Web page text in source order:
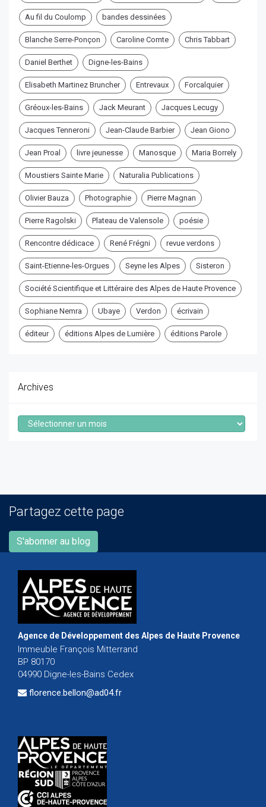
Au fil du Coulomp bandes dessinées
Blanche Serre-Ponçon Caroline Comte Chris Tabbart
Daniel Berthet Digne-les-Bains
Elisabeth Martinez Bruncher Entrevaux Forcalquier
Gréoux-les-Bains Jack Meurant Jacques Lecugy
Jacques Tenneroni Jean-Claude Barbier Jean Giono
Jean Proal livre jeunesse Manosque Maria Borrely
Moustiers Sainte Marie Naturalia Publications
Olivier Bauza Photographie Pierre Magnan
Pierre Ragolski Plateau de Valensole poésie
Rencontre dédicace René Frégni revue verdons
Saint-Etienne-les-Orgues Seyne les Alpes Sisteron
Société Scientifique et Littéraire des Alpes de Haute Provence
Sophiane Nemra Ubaye Verdon écrivain
éditeur éditions Alpes de Lumière éditions Parole
Archives
Archives
Partagez cette page
S'abonner au blog
Agence de Développement des Alpes de Haute Provence
Immeuble François Mitterrand
BP 80170
04990 Digne-les-Bains Cedex
florence.bellon@ad04.fr